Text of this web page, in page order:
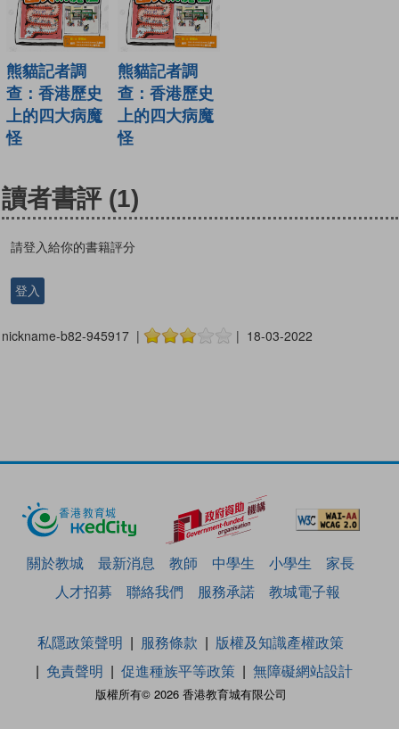
熊貓記者調
查：香港歷史
上的四大病魔
怪
熊貓記者調
查：香港歷史
上的四大病魔
怪
讀者書評 (1)
請登入給你的書籍評分
登入
nickname-b82-945917 | | 18-03-2022
關於教城 最新消息 教師 中學生 小學生
家長
人才招募
聯絡我們 服務承諾 教城電子報
版權所有© 2026 香港教育城有限公司
私隱政策聲明 服務條款
版權及知識產權政策
免責聲明
促進種族平等政策 無障礙網站設計